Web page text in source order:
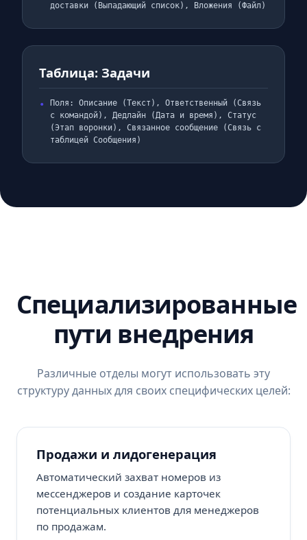
доставки (Выпадающий список), Вложения (Файл)
Таблица: Задачи
Поля: Описание (Текст), Ответственный (Связь
с командой), Дедлайн (Дата и время), Статус
(Этап воронки), Связанное сообщение (Связь с
таблицей Сообщения)
Специализированные
пути внедрения
Различные отделы могут использовать эту
структуру данных для своих специфических целей:
Продажи и лидогенерация
Автоматический захват номеров из
мессенджеров и создание карточек
потенциальных клиентов для менеджеров
по продажам.